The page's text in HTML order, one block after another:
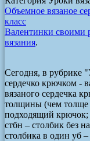
Объемное вязаное
класс
Валентинки своими
вязания.
Сегодня, в рубрике
сердечко крючком -
вязаного сердечка
толщины (чем толще
подходящий
стбн – столбик без
столбика в один уб